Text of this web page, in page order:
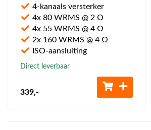
4-kanaals versterker
4x 80 WRMS @ 2 Ω
4x 55 WRMS @ 4 Ω
2x 160 WRMS @ 4 Ω
ISO-aansluiting
Direct leverbaar
339,-